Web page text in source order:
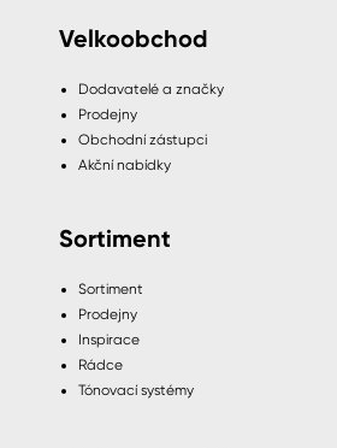
Velkoobchod
Dodavatelé a značky
Prodejny
Obchodní zástupci
Akční nabídky
Sortiment
Sortiment
Prodejny
Inspirace
Rádce
Tónovací systémy